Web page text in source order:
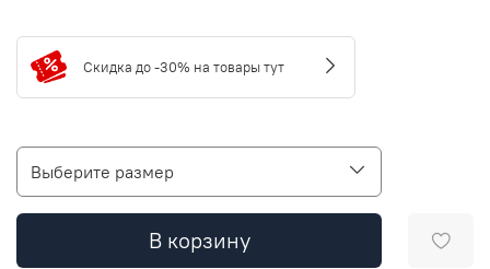
Скидка до -30% на товары тут
Выберите размер
В корзину